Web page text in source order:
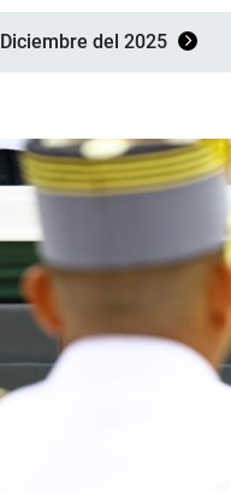
Diciembre del 2025